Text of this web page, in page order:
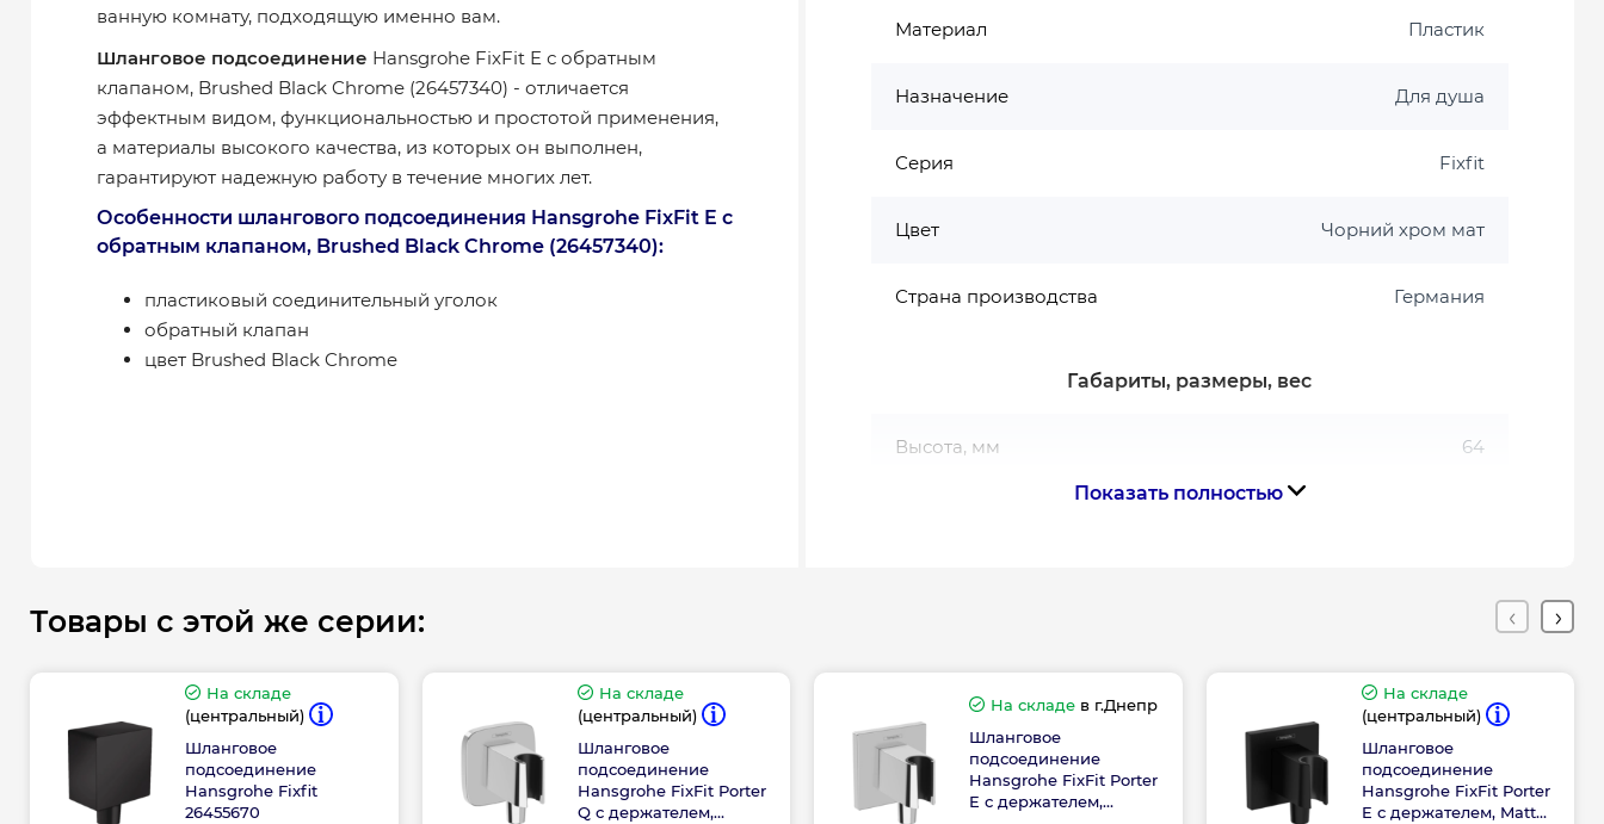
ванную комнату, подходящую именно вам.
Шланговое подсоединение Hansgrohe FixFit E с обратным
клапаном, Brushed Black Chrome (26457340) - отличается
эффектным видом, функциональностью и простотой применения,
а материалы высокого качества, из которых он выполнен,
гарантируют надежную работу в течение многих лет.
Особенности шлангового подсоединения Hansgrohe FixFit E с
обратным клапаном, Brushed Black Chrome (26457340):
пластиковый соединительный уголок
обратный клапан
цвет Brushed Black Chrome
Материал Пластик
Назначение Для душа
Серия Fixfit
Цвет Чорний хром мат
Страна производства Германия
Габариты, размеры, вес
Высота, мм 64
Показать полностью
Товары с этой же серии:
На складе
(центральный)
Шланговое
подсоединение
Hansgrohe Fixfit
26455670
На складе
(центральный)
Шланговое
подсоединение
Hansgrohe FixFit Porter
Q с держателем,
На складе в г.Днепр
Шланговое
подсоединение
Hansgrohe FixFit Porter
E с держателем,
На складе
(центральный)
Шланговое
подсоединение
Hansgrohe FixFit Porter
E с держателем, Matt